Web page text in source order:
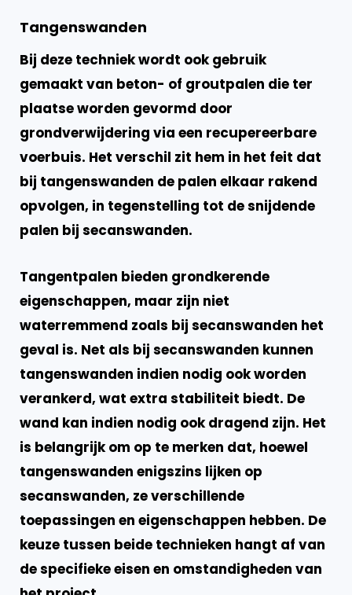
Tangenswanden
Bij deze techniek wordt ook gebruik
gemaakt van beton- of groutpalen die ter
plaatse worden gevormd door
grondverwijdering via een recupereerbare
voerbuis. Het verschil zit hem in het feit dat
bij tangenswanden de palen elkaar rakend
opvolgen, in tegenstelling tot de snijdende
palen bij secanswanden.
Tangentpalen bieden grondkerende
eigenschappen, maar zijn niet
waterremmend zoals bij secanswanden het
geval is. Net als bij secanswanden kunnen
tangenswanden indien nodig ook worden
verankerd, wat extra stabiliteit biedt. De
wand kan indien nodig ook dragend zijn. Het
is belangrijk om op te merken dat, hoewel
tangenswanden enigszins lijken op
secanswanden, ze verschillende
toepassingen en eigenschappen hebben. De
keuze tussen beide technieken hangt af van
de specifieke eisen en omstandigheden van